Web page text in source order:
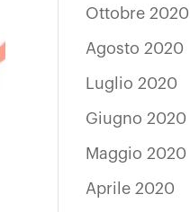
Ottobre 2020
Agosto 2020
Luglio 2020
Giugno 2020
Maggio 2020
Aprile 2020